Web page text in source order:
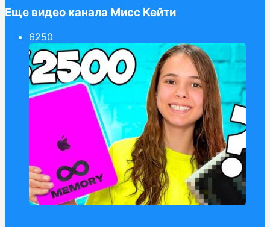
Еще видео канала Мисс Кейти
6250